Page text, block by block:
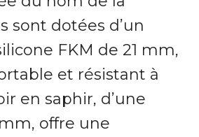
sont dotées d’un
FKM de 21 mm,
et résistant à
en saphir, d’une
offre une